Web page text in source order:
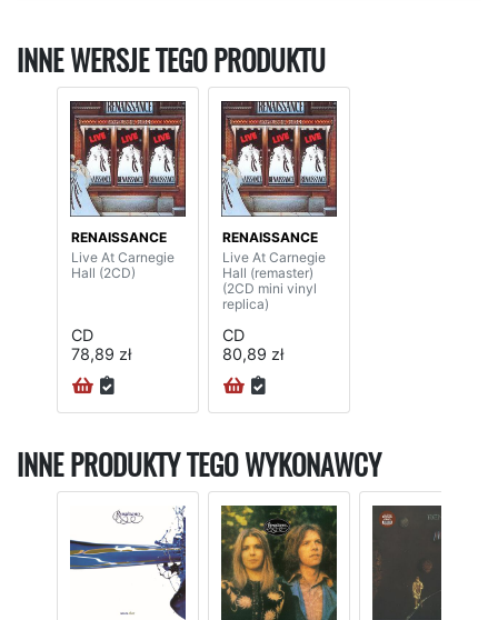
INNE WERSJE TEGO PRODUKTU
RENAISSANCE
Live At Carnegie
Hall (2CD)
CD
78,89 zł
RENAISSANCE
Live At Carnegie
Hall (remaster)
(2CD mini vinyl
replica)
CD
80,89 zł
INNE PRODUKTY TEGO WYKONAWCY